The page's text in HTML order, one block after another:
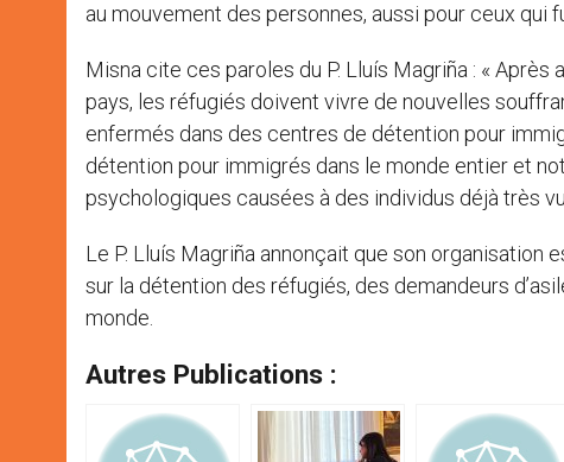
au mouvement des personnes, aussi pour ceux
Misna cite ces paroles du P. Lluís Magriña : «
pays, les réfugiés doivent vivre de nouvelles
enfermés dans des centres de détention pour
détention pour immigrés dans le monde entier et
psychologiques causées à des individus déjà très
Le P. Lluís Magriña annonçait que son organisation
sur la détention des réfugiés, des demandeurs
monde.
Autres Publications :